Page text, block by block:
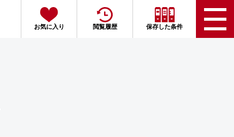
お気に入り 閲覧履歴 保存した条件